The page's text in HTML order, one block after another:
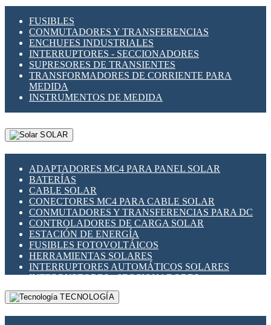
FUSIBLES
CONMUTADORES Y TRANSFERENCIAS
ENCHUFES INDUSTRIALES
INTERRUPTORES - SECCIONADORES
SUPRESORES DE TRANSIENTES
TRANSFORMADORES DE CORRIENTE PARA
MEDIDA
INSTRUMENTOS DE MEDIDA
SOLAR
ADAPTADORES MC4 PARA PANEL SOLAR
BATERÍAS
CABLE SOLAR
CONECTORES MC4 PARA CABLE SOLAR
CONMUTADORES Y TRANSFERENCIAS PARA DC
CONTROLADORES DE CARGA SOLAR
ESTACIÓN DE ENERGÍA
FUSIBLES FOTOVOLTÁICOS
HERRAMIENTAS SOLARES
INTERRUPTORES AUTOMÁTICOS SOLARES
INTERRUPTORES - SECCIONADORES
FOTOVOLTÁICOS
MONTAJE PANEL SOLAR
TECNOLOGÍA